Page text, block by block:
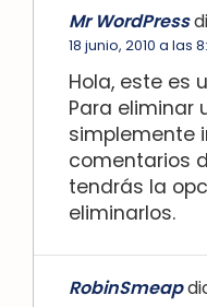
Mr WordPress
18 junio, 2010 a las
Hola, este es
Para eliminar
simplemente
comentarios
tendrás la
eliminarlos.
RobinSmeap